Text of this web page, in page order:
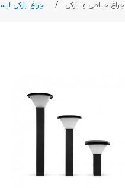
چراغ حیاطی و پارکی چراغ پارکی